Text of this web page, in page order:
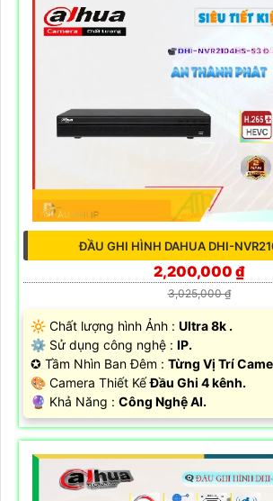
ĐẦU GHI HÌNH DAHUA DHI-
2,200,000 ₫
3,025,000 ₫
🔆 Chất lượng hình Ảnh : Ultra 8k .
⚙ Sử dụng công nghệ : IP.
✪ Tầm Nhìn Ban Đêm : Từng Vị Trí
🎨 Camera Thiết KếĐầu Ghi 4 kênh.
️🔮 Khả Năng : Công Nghệ AI.